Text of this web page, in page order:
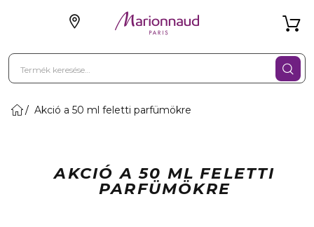
Akció a 50 ml feletti parfümökre
AKCIÓ A 50 ML FELETTI
PARFÜMÖKRE